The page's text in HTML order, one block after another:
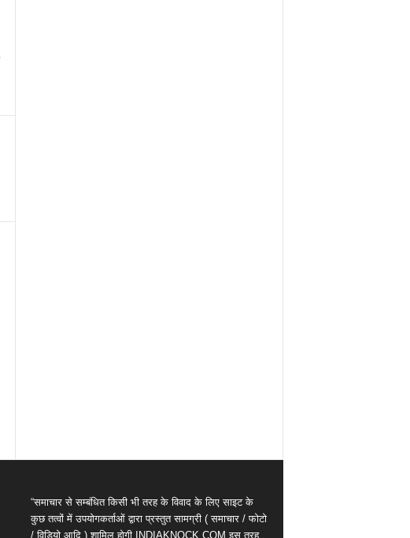
“समाचार से सम्बंधित किसी भी तरह के विवाद के लिए साइट के
कुछ तत्वों में उपयोगकर्ताओं द्वारा प्रस्तुत सामग्री ( समाचार / फोटो
/ विडियो आदि ) शामिल होगी INDIAKNOCK.COM इस तरह